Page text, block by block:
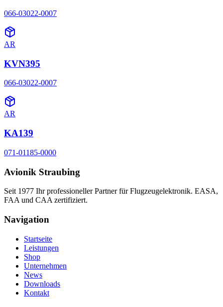
066-03022-0007
AR
KVN395
066-03022-0007
AR
KA139
071-01185-0000
Avionik Straubing
Seit 1977 Ihr professioneller Partner für Flugzeugelektronik. EASA,
FAA und CAA zertifiziert.
Navigation
Startseite
Leistungen
Shop
Unternehmen
News
Downloads
Kontakt